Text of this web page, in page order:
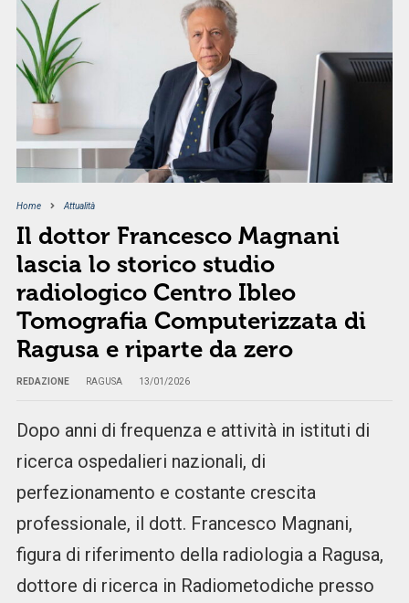
Home Attualità
Il dottor Francesco Magnani
lascia lo storico studio
radiologico Centro Ibleo
Tomografia Computerizzata di
Ragusa e riparte da zero
REDAZIONE RAGUSA 13/01/2026
Dopo anni di frequenza e attività in istituti di
ricerca ospedalieri nazionali, di
perfezionamento e costante crescita
professionale, il dott. Francesco Magnani,
figura di riferimento della radiologia a Ragusa,
dottore di ricerca in Radiometodiche presso